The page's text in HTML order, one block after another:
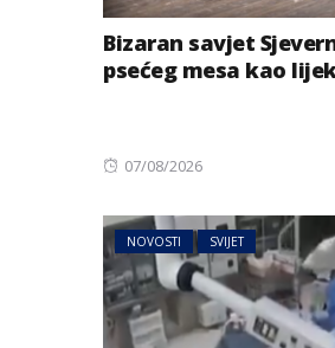
Bizaran savjet
psećeg mesa kao
Posted
07/08/2026
NOVOSTI SVIJET